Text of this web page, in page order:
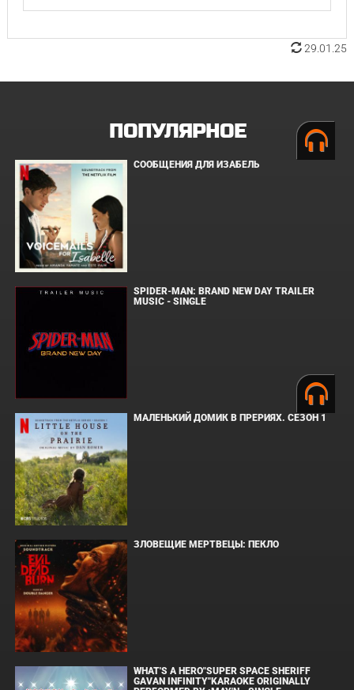
29.01.25
ПОПУЛЯРНОЕ
СООБЩЕНИЯ ДЛЯ ИЗАБЕЛЬ
SPIDER-MAN: BRAND NEW DAY TRAILER
MUSIC - SINGLE
МАЛЕНЬКИЙ ДОМИК В ПРЕРИЯХ. СЕЗОН 1
ЗЛОВЕЩИЕ МЕРТВЕЦЫ: ПЕКЛО
WHAT'S A HERO"SUPER SPACE SHERIFF
GAVAN INFINITY"KARAOKE ORIGINALLY